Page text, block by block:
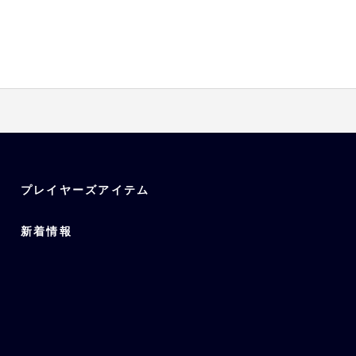
プレイヤーズアイテム
新着情報